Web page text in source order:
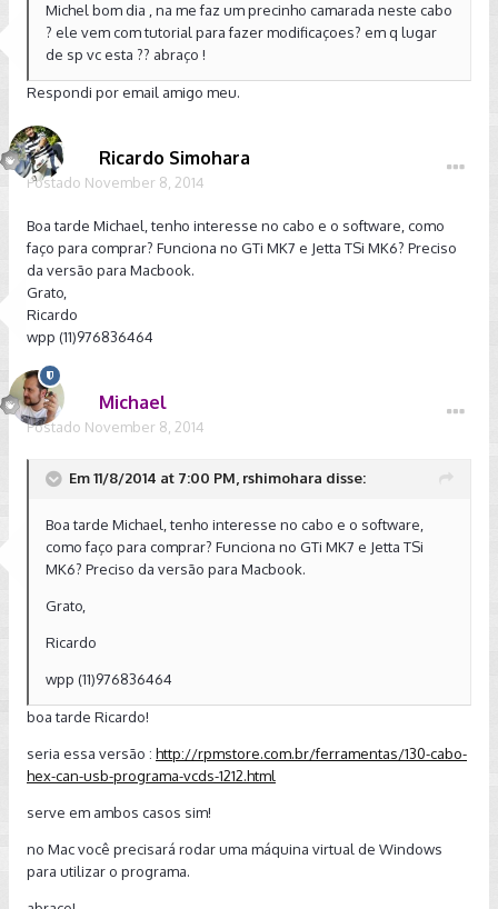
Michel bom dia , na me faz um precinho camarada neste cabo
? ele vem com tutorial para fazer modificaçoes? em q lugar
de sp vc esta ?? abraço !
Respondi por email amigo meu.
Ricardo Simohara
Postado November 8, 2014
Boa tarde Michael, tenho interesse no cabo e o software, como
faço para comprar? Funciona no GTi MK7 e Jetta TSi MK6? Preciso
da versão para Macbook.
Grato,
Ricardo
wpp (11)976836464
Michael
Postado November 8, 2014
Em 11/8/2014 at 7:00 PM, rshimohara disse:
Boa tarde Michael, tenho interesse no cabo e o software,
como faço para comprar? Funciona no GTi MK7 e Jetta TSi
MK6? Preciso da versão para Macbook.
Grato,
Ricardo
wpp (11)976836464
boa tarde Ricardo!
seria essa versão : http://rpmstore.com.br/ferramentas/130-cabo-
hex-can-usb-programa-vcds-1212.html
serve em ambos casos sim!
no Mac você precisará rodar uma máquina virtual de Windows
para utilizar o programa.